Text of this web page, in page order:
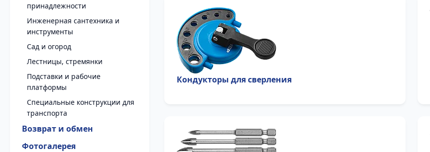
принадлежности
Инженерная сантехника и
инструменты
Сад и огород
Лестницы, стремянки
Подставки и рабочие
платформы
Специальные конструкции для
транспорта
Возврат и обмен
Фотогалерея
Кондукторы для сверления